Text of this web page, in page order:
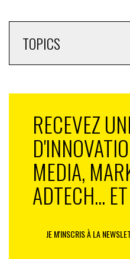
TOPICS
RECEVEZ
MEDIA,
ADTECH...
JE M'INSCRIS À LA